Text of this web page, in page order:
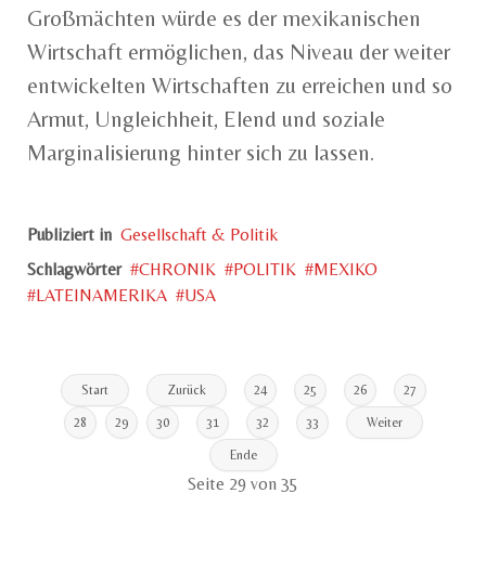
Großmächten würde es der mexikanischen
Wirtschaft ermöglichen, das Niveau der weiter
entwickelten Wirtschaften zu erreichen und so
Armut, Ungleichheit, Elend und soziale
Marginalisierung hinter sich zu lassen.
Publiziert in Gesellschaft & Politik
Schlagwörter
CHRONIK POLITIK
MEXIKO
LATEINAMERIKA
USA
Start Zurück 24 25 26 27
28 29 30 31 32 33 Weiter
Ende
Seite 29 von 35